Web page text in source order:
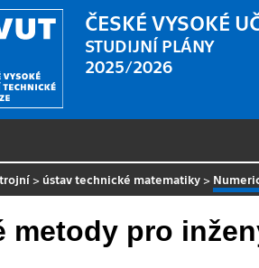
ČESKÉ VYSOKÉ
STUDIJNÍ PLÁNY
2025/2026
> ústav technické matematiky >
metody pro